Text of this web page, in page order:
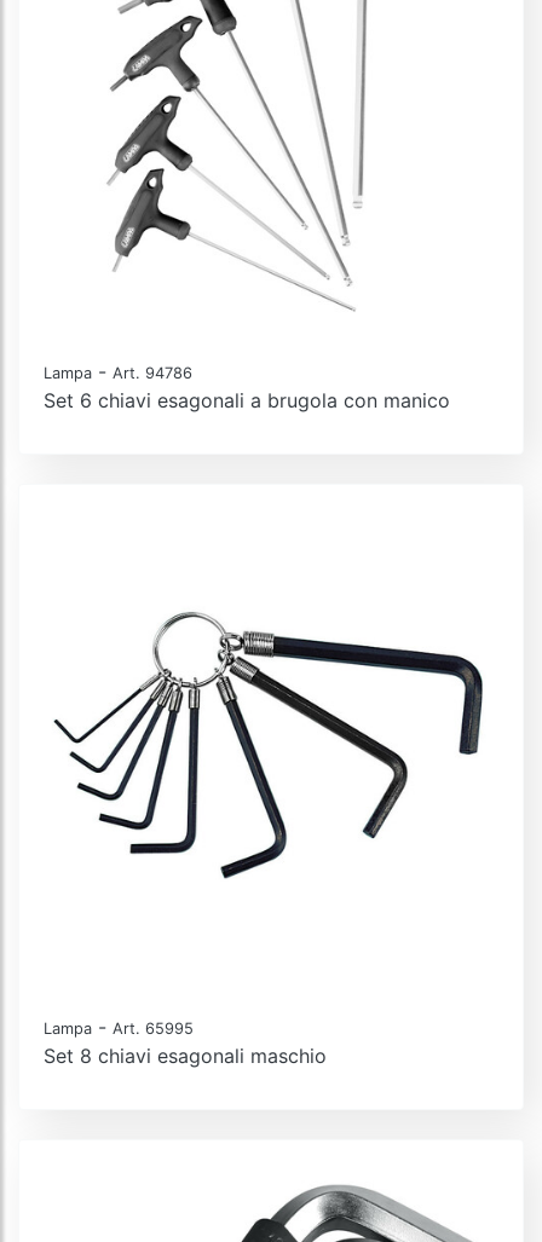
Lampa - Art. 94786
Set 6 chiavi esagonali a brugola con manico
Lampa - Art. 65995
Set 8 chiavi esagonali maschio